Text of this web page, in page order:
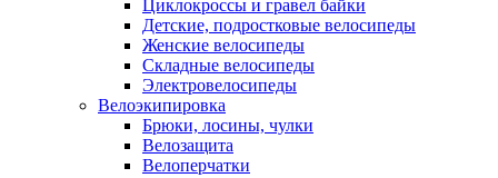
Циклокроссы и гравел байки
Детские, подростковые велосипеды
Женские велосипеды
Складные велосипеды
Электровелосипеды
Велоэкипировка
Брюки, лосины, чулки
Велозащита
Велоперчатки